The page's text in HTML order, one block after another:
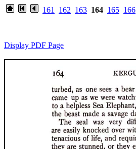
161 162 163 164 165 166
Display PDF Page